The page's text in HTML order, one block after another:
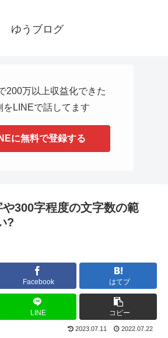
ゆうブログ
200万以上収益化できた
をLINEで話してます
に無料で登録する
300字程度の文字数の範
?
Facebook はてブ
LINE コピー
2023.07.11 2022.07.22